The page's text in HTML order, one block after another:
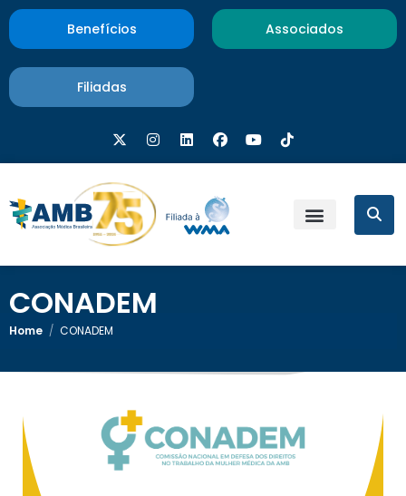
Benefícios Associados
Filiadas
CONADEM
Home / CONADEM